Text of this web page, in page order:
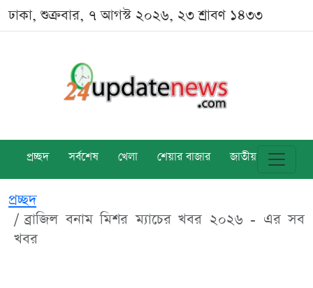
ঢাকা, শুক্রবার, ৭ আগস্ট ২০২৬, ২৩ শ্রাবণ ১৪৩৩
প্রচ্ছদ সর্বশেষ খেলা শেয়ার বাজার জাতীয় বিশ্ব
প্রচ্ছদ
ব্রাজিল বনাম মিশর ম্যাচের খবর ২০২৬ - এর সব
খবর